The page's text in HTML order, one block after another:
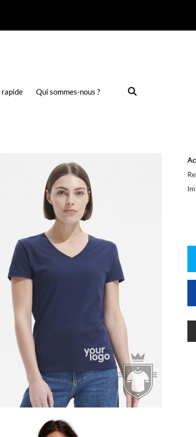
rapide Qui sommes-nous ?